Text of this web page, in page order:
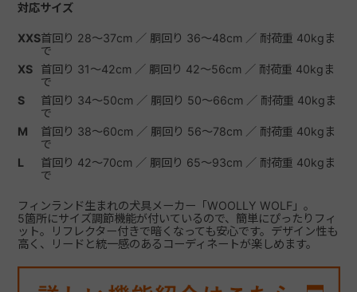
対応サイズ
XXS首回り 28～37cm ／ 胴回り 36～48cm ／ 耐荷重 40kgま
で
XS
首回り 31～42cm ／ 胴回り 42～56cm ／ 耐荷重 40kgま
で
S
首回り 34～50cm ／ 胴回り 50～66cm ／ 耐荷重 40kgま
で
M
首回り 38～60cm ／ 胴回り 56～78cm ／ 耐荷重 40kgま
で
L
首回り 42～70cm ／ 胴回り 65～93cm ／ 耐荷重 40kgま
で
フィンランド生まれの犬具メーカー「WOOLLY WOLF」。
5箇所にサイズ調節機能が付いているので、簡単にぴったりフィ
ット。リフレクター付きで暗くなっても安心です。デザイン性も
高く、リードと統一感のあるコーディネートが楽しめます。